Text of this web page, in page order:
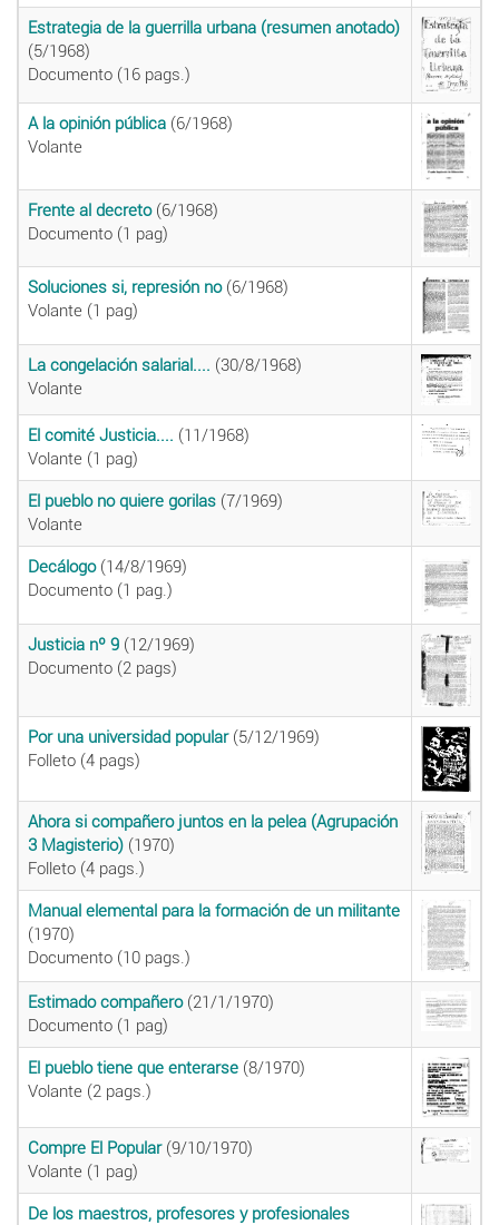
Estrategia de la guerrilla urbana (resumen anotado)
(5/1968)
Documento (16 pags.)
A la opinión pública (6/1968)
Volante
Frente al decreto(6/1968)
Documento (1 pag)
Soluciones si, represión no(6/1968)
Volante (1 pag)
La congelación salarial.... (30/8/1968)
Volante
El comité Justicia.... (11/1968)
Volante (1 pag)
El pueblo no quiere gorilas (7/1969)
Volante
Decálogo(14/8/1969)
Documento (1 pag.)
Justicia nº 9 (12/1969)
Documento (2 pags)
Por una universidad popular(5/12/1969)
Folleto (4 pags)
Ahora si compañero juntos en la pelea (Agrupación
3 Magisterio) (1970)
Folleto (4 pags.)
Manual elemental para la formación de un militante
(1970)
Documento (10 pags.)
Estimado compañero(21/1/1970)
Documento (1 pag)
El pueblo tiene que enterarse (8/1970)
Volante (2 pags.)
Compre El Popular(9/10/1970)
Volante (1 pag)
De los maestros, profesores y profesionales